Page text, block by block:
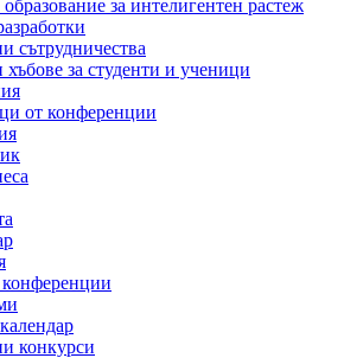
за интелигентен растеж
сътрудничества
за студенти и ученици
от конференции
конкурси